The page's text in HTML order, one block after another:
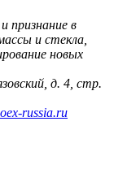
признание в
и стекла,
новых
д. 4, стр.
russia.ru